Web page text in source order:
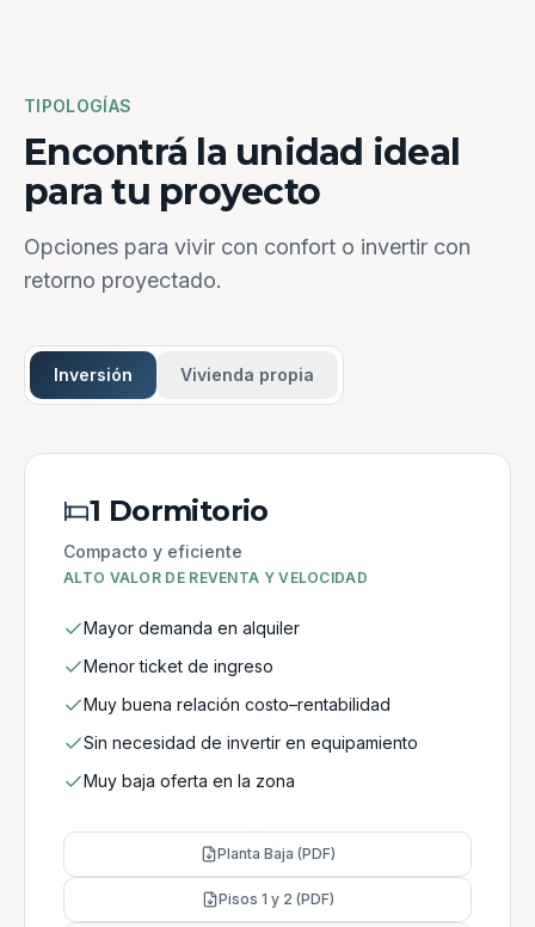
TIPOLOGÍAS
Encontrá la unidad ideal
para tu proyecto
Opciones para vivir con confort o invertir con
retorno proyectado.
Inversión Vivienda propia
1 Dormitorio
Compacto y eficiente
ALTO VALOR DE REVENTA Y VELOCIDAD
Mayor demanda en alquiler
Menor ticket de ingreso
Muy buena relación costo–rentabilidad
Sin necesidad de invertir en equipamiento
Muy baja oferta en la zona
Planta Baja (PDF)
Pisos 1 y 2 (PDF)